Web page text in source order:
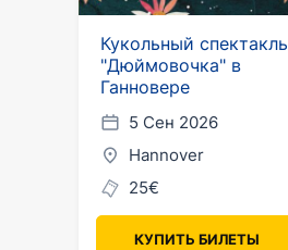
Кукольный спектакль
"Дюймовочка" в
Ганновере
5 Сен 2026
Hannover
25€
КУПИТЬ БИЛЕТЫ